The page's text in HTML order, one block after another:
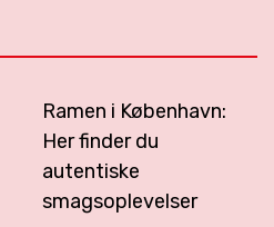
Ramen i København:
Her finder du
autentiske
smagsoplevelser